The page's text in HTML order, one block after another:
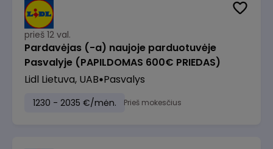
prieš 12 val.
Pardavėjas (-a) naujoje parduotuvėje
Pasvalyje (PAPILDOMAS 600€ PRIEDAS)
Lidl Lietuva, UAB Pasvalys
1230 - 2035 €/mėn. Prieš mokesčius